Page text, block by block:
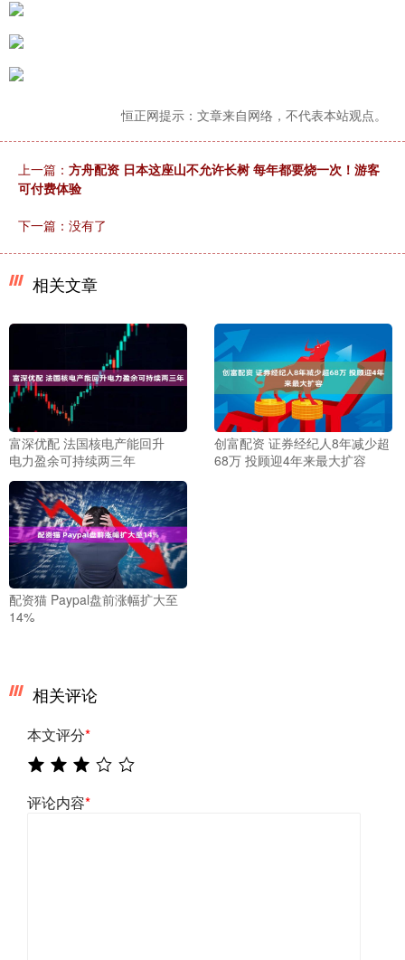
恒正网提示：文章来自网络，不代表本站观点。
上一篇： 方舟配资 日本这座山不允许长树 每年都要烧一次！游客
可付费体验
下一篇：没有了
相关文章
富深优配 法国核电产能回升
电力盈余可持续两三年
创富配资 证券经纪人8年减少超
68万 投顾迎4年来最大扩容
配资猫 Paypal盘前涨幅扩大至
14%
相关评论
本文评分*
评论内容*